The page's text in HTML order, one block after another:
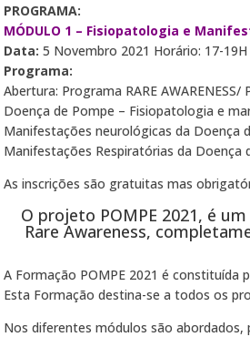
PROGRAMA:
MÓDULO 1 – Fisiopatologia e
Data: 5 Novembro 2021 Horário: 17-19H
Programa:
Abertura: Programa RARE
Doença de Pompe – Fisiopatologia e
Manifestações neurológicas da Doença
Manifestações Respiratórias da Doença
As inscrições são gratuitas mas
O projeto POMPE 2021, é
Rare Awareness,
A Formação POMPE 2021 é
Esta Formação destina-se a todos os
Nos diferentes módulos são